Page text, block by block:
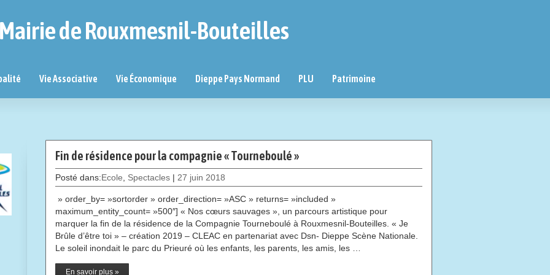
Mairie de Rouxmesnil-Bouteilles
Vie Associative Vie Économique Dieppe Pays Normand PLU Patrimoine
Fin de résidence pour la compagnie « Tourneboulé »
Posté dans:Ecole Spectacles | 27 juin 2018
» order_by= »sortorder » order_direction= »ASC » returns= »included »
maximum_entity_count= »500″] « Nos cœurs sauvages », un parcours artistique pour
marquer la fin de la résidence de la Compagnie Tourneboulé à Rouxmesnil-Bouteilles. « Je
Brûle d’être toi » – création 2019 – CLEAC en partenariat avec Dsn- Dieppe Scène Nationale.
Le soleil inondait le parc du Prieuré où les enfants, les parents, les amis, les …
En savoir plus »